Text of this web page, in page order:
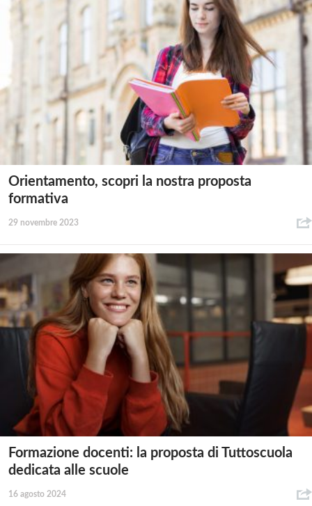
Orientamento, scopri la nostra proposta
formativa
29 novembre 2023
Formazione docenti: la proposta di Tuttoscuola
dedicata alle scuole
16 agosto 2024